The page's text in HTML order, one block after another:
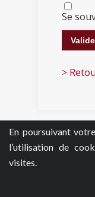
En poursuivant
l’utilisation de
visites.
Se
>